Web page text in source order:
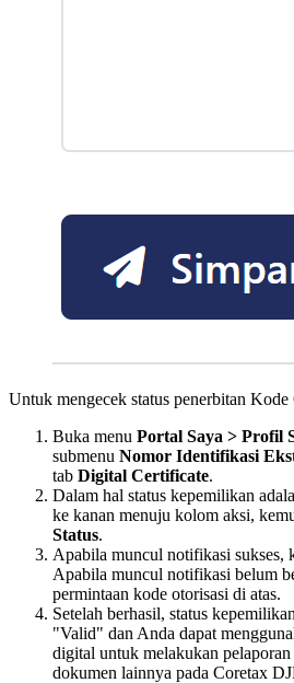
Untuk mengecek status penerbitan
Buka menu Portal Saya > Profil
submenu Nomor Identifikasi
tab Digital Certificate.
Dalam hal status kepemilikan
ke kanan menuju kolom aksi,
Status.
Apabila muncul notifikasi sukses,
Apabila muncul notifikasi belum
permintaan kode otorisasi di atas.
Setelah berhasil, status
"Valid" dan Anda dapat
digital untuk melakukan
dokumen lainnya pada Coretax